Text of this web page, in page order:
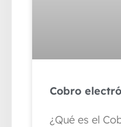
Cobro
¿Qué es el